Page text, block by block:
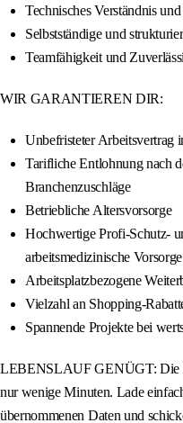
Technisches Verständnis
Selbstständige und
Teamfähigkeit und
WIR GARANTIEREN DIR:
Unbefristeter Arbeitsvertrag
Tarifliche Entlohnung nach
Branchenzuschläge
Betriebliche Altersvorsorge
Hochwertige Profi-Schutz-
arbeitsmedizinische Vorsorge
Arbeitsplatzbezogene
Vielzahl an Shopping-
Spannende Projekte bei
LEBENSLAUF GENÜGT: Die
nur wenige Minuten. Lade
übernommenen Daten und